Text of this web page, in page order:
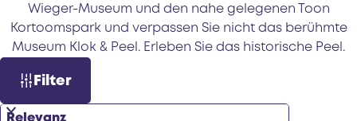
Wieger-Museum und den nahe gelegenen Toon
Kortoomspark und verpassen Sie nicht das berühmte
Museum Klok & Peel. Erleben Sie das historische Peel.
s
Filter
S
r